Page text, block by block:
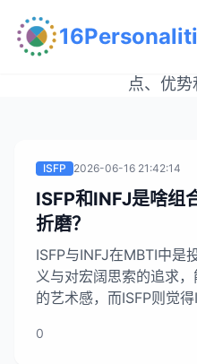
MBTI
探索人格类型的深度内
点、优
ISFP 2026-06-16 21:42:14
ISFP和INFJ是啥组
折磨？
ISFP与INFJ在MBTI中是
义与对宏阔思索的追求
的艺术感，而ISFP则觉
象思索，ISFP则享受被
0